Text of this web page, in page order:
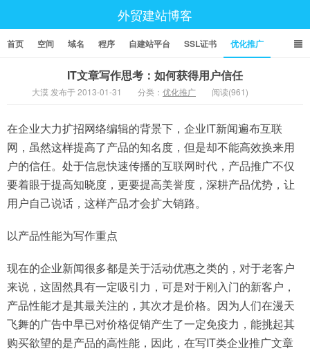
外贸建站博客
首页 空间 域名 程序 自建站平台 SSL证书 优化推广
IT文章写作思考：如何获得用户信任
大漠 发布于 2013-01-31 分类： 优化推广 阅读(961)
在企业大力扩招网络编辑的背景下，企业IT新闻遍布互联
网，虽然这样提高了产品的知名度，但是却不能高效换来用
户的信任。处于信息快速传播的互联网时代，产品推广不仅
要着眼于提高知晓度，更要提高美誉度，深耕产品优势，让
用户自己说话，这样产品才会扩大销路。
以产品性能为写作重点
现在的企业新闻很多都是关于活动优惠之类的，对于老客户
来说，这固然具有一定吸引力，可是对于刚入门的新客户，
产品性能才是其最关注的，其次才是价格。因为人们在漫天
飞舞的广告中早已对价格促销产生了一定免疫力，能挑起其
购买欲望的是产品的高性能，因此，在写IT类企业推广文章